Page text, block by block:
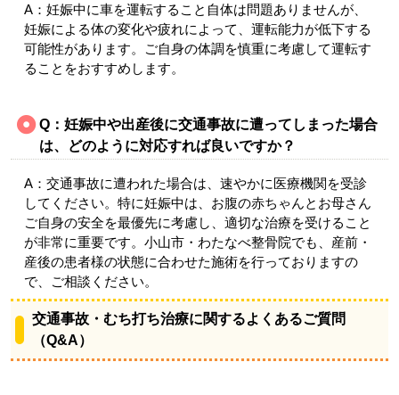
A：妊娠中に車を運転すること自体は問題ありませんが、
妊娠による体の変化や疲れによって、運転能力が低下する
可能性があります。ご自身の体調を慎重に考慮して運転す
ることをおすすめします。
Q：妊娠中や出産後に交通事故に遭ってしまった場合
は、どのように対応すれば良いですか？
A：交通事故に遭われた場合は、速やかに医療機関を受診
してください。特に妊娠中は、お腹の赤ちゃんとお母さん
ご自身の安全を最優先に考慮し、適切な治療を受けること
が非常に重要です。小山市・わたなべ整骨院でも、産前・
産後の患者様の状態に合わせた施術を行っておりますの
で、ご相談ください。
交通事故・むち打ち治療に関するよくあるご質問
（Q&A）